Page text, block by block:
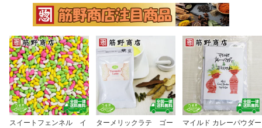
スイートフェンネル イ
ターメリックラテ ゴー
マイルド カレーパウダー